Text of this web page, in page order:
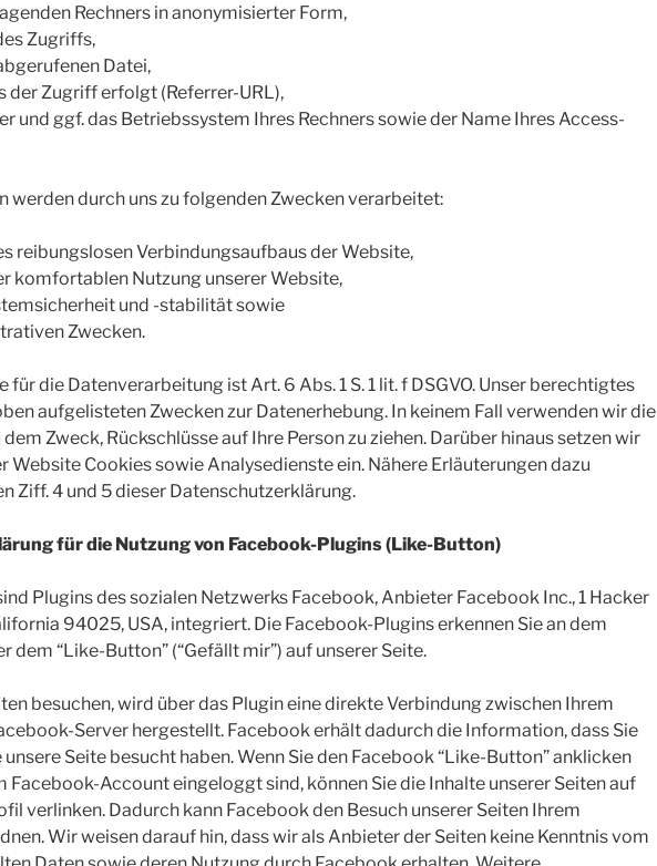
Rechners in anonymisierter Form,
Zugriffs,
Datei,
der Zugriff erfolgt (Referrer-URL),
und ggf. das Betriebssystem Ihres Rechners sowie der Name Ihres Access-
werden durch uns zu folgenden Zwecken verarbeitet:
reibungslosen Verbindungsaufbaus der Website,
komfortablen Nutzung unserer Website,
und -stabilität sowie
Zwecken.
für die Datenverarbeitung ist Art. 6 Abs. 1 S. 1 lit. f DSGVO. Unser berechtigtes
aufgelisteten Zwecken zur Datenerhebung. In keinem Fall verwenden wir die
Zweck, Rückschlüsse auf Ihre Person zu ziehen. Darüber hinaus setzen wir
Website Cookies sowie Analysedienste ein. Nähere Erläuterungen dazu
Ziff. 4 und 5 dieser Datenschutzerklärung.
für die Nutzung von Facebook-Plugins (Like-Button)
Plugins des sozialen Netzwerks Facebook, Anbieter Facebook Inc., 1 Hacker
94025, USA, integriert. Die Facebook-Plugins erkennen Sie an dem
dem “Like-Button” (“Gefällt mir”) auf unserer Seite.
besuchen, wird über das Plugin eine direkte Verbindung zwischen Ihrem
Server hergestellt. Facebook erhält dadurch die Information, dass Sie
Seite besucht haben. Wenn Sie den Facebook “Like-Button” anklicken
Facebook-Account eingeloggt sind, können Sie die Inhalte unserer Seiten auf
verlinken. Dadurch kann Facebook den Besuch unserer Seiten Ihrem
Wir weisen darauf hin, dass wir als Anbieter der Seiten keine Kenntnis vom